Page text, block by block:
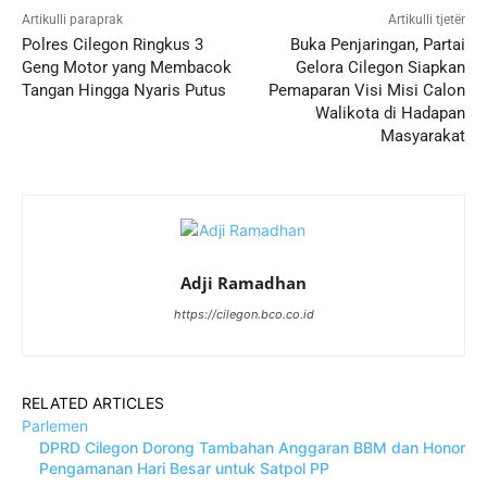
Artikulli paraprak
Polres Cilegon Ringkus 3
Geng Motor yang Membacok
Tangan Hingga Nyaris Putus
Artikulli tjetër
Buka Penjaringan, Partai
Gelora Cilegon Siapkan
Pemaparan Visi Misi Calon
Walikota di Hadapan
Masyarakat
Adji Ramadhan
https://cilegon.bco.co.id
RELATED ARTICLES
Parlemen
DPRD Cilegon Dorong Tambahan Anggaran BBM dan Honor
Pengamanan Hari Besar untuk Satpol PP